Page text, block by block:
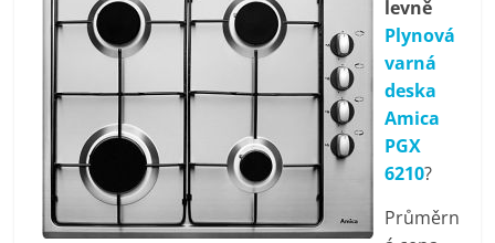
telefony,
kávovary,
bazény
Nejlepší
elektronika
levně
Plynová
varná
deska
Amica
PGX
6210?
Průměrn